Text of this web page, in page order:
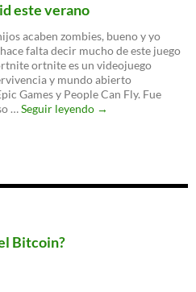
es
oficial:
un
nuevo
protocolo
para
proteger
tu
este verano
acaben zombies, bueno y yo
falta decir mucho de este juego
ortnite es un videojuego
y mundo abierto
Games y People Can Fly. Fue
…Seguir leyendo ‘Fortnite’
→
Bitcoin?